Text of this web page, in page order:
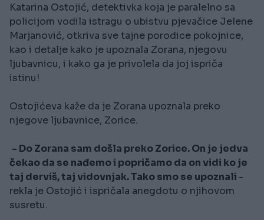
Katarina Ostojić, detektivka koja je paralelno sa
policijom vodila istragu o ubistvu pjevačice Jelene
Marjanović, otkriva sve tajne porodice pokojnice,
kao i detalje kako je upoznala Zorana, njegovu
ljubavnicu, i kako ga je privolela da joj ispriča
istinu!
Ostojićeva kaže da je Zorana upoznala preko
njegove ljubavnice, Zorice.
- Do Zorana sam došla preko Zorice. On je jedva
čekao da se nađemo i popričamo da on vidi ko je
taj derviš, taj vidovnjak. Tako smo se upoznali -
rekla je Ostojić i ispričala anegdotu o njihovom
susretu.